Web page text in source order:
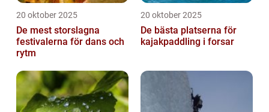
20 oktober 2025
De mest storslagna
festivalerna för dans och
rytm
20 oktober 2025
De bästa platserna för
kajakpaddling i forsar